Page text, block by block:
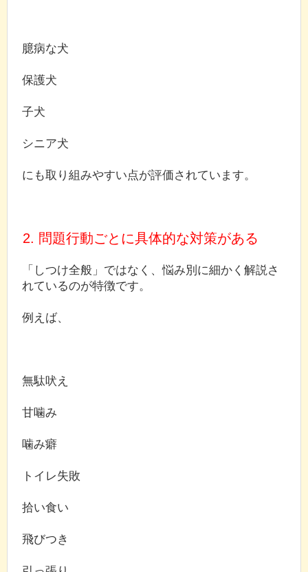
臆病な犬
保護犬
子犬
シニア犬
にも取り組みやすい点が評価されています。
2. 問題行動ごとに具体的な対策がある
「しつけ全般」ではなく、悩み別に細かく解説さ
れているのが特徴です。
例えば、
無駄吠え
甘噛み
噛み癖
トイレ失敗
拾い食い
飛びつき